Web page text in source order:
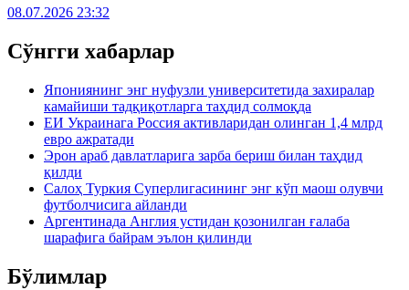
08.07.2026 23:32
Сўнгги хабарлар
Япониянинг энг нуфузли университетида захиралар
камайиши тадқиқотларга таҳдид солмоқда
ЕИ Украинага Россия активларидан олинган 1,4 млрд
евро ажратади
Эрон араб давлатларига зарба бериш билан таҳдид
қилди
Салоҳ Туркия Суперлигасининг энг кўп маош олувчи
футболчисига айланди
Аргентинада Англия устидан қозонилган ғалаба
шарафига байрам эълон қилинди
Бўлимлар